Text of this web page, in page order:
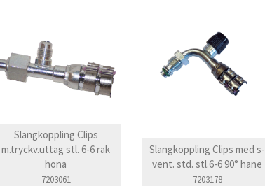
Slangkoppling Clips
m.tryckv.uttag stl. 6-6 rak
hona
7203061
Slangkoppling Clips med s-
vent. std. stl.6-6 90° hane
7203178